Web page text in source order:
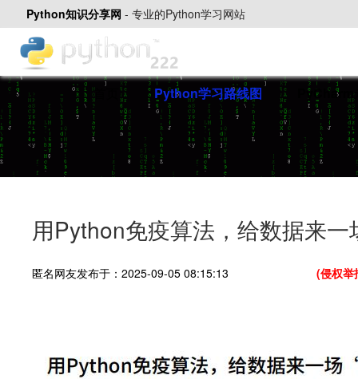
Python知识分享网 - 专业的Python学习网站
首页 Python学习路线图
用Python免疫算法，给数据来一
匿名网友发布于：2025-09-05 08:15:13 (侵权举